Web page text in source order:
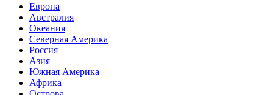
Европа
Австралия
Океания
Северная Америка
Россия
Азия
Южная Америка
Африка